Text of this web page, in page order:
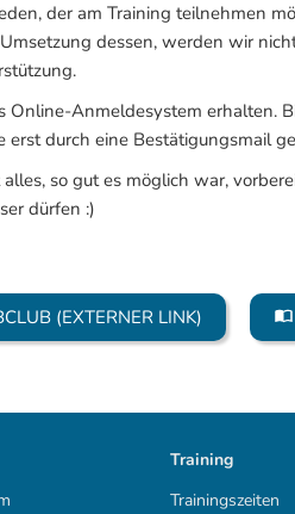
der am Training teilnehmen
dessen, werden wir
Online-Anmeldesystem erhalten.
durch eine Bestätigungsmail
so gut es möglich war,
dürfen :)
(EXTERNER LINK)
Training
Trainingszeiten